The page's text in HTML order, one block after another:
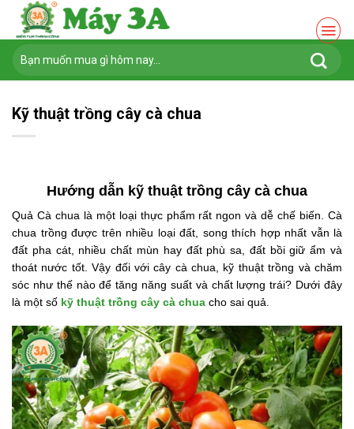
Chuyển
nội
dung
Tìm
kiếm:
Kỹ thuật trồng cây cà chua
Hướng dẫn kỹ thuật trồng cây cà chua
Quả Cà chua là một loại thực phẩm rất ngon và dễ chế biến. Cà
chua trồng được trên nhiều loại đất, song thích hợp nhất vẫn là
đất pha cát, nhiều chất mùn hay đất phù sa, đất bồi giữ ẩm và
thoát nước tốt. Vậy đối với cây cà chua, kỹ thuật trồng và chăm
sóc như thế nào để tăng năng suất và chất lượng trái? Dưới đây
là một số kỹ thuật trồng cây cà chua cho sai quả.